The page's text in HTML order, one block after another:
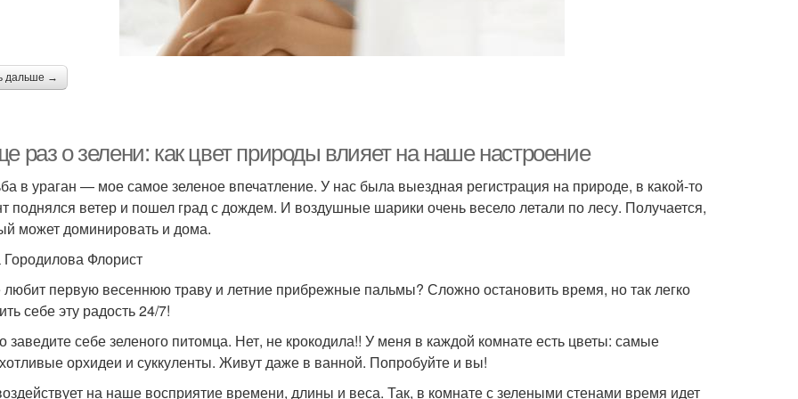
дальше →
раз о зелени: как цвет природы влияет на наше настроение
в ураган — мое самое зеленое впечатление. У нас была выездная регистрация на природе, в какой-то
поднялся ветер и пошел град с дождем. И воздушные шарики очень весело летали по лесу. Получается,
может доминировать и дома.
Флорист
любит первую весеннюю траву и летние прибрежные пальмы? Сложно остановить время, но так легко
себе эту радость 24/7!
заведите себе зеленого питомца. Нет, не крокодила!! У меня в каждой комнате есть цветы: самые
орхидеи и суккуленты. Живут даже в ванной. Попробуйте и вы!
на наше восприятие времени, длины и веса. Так, в комнате с зелеными стенами время идет